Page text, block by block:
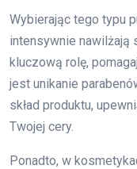
Wybierając tego typu
intensywnie nawilżają
kluczową rolę,
jest unikanie
skład produktu,
Twojej cery.
Ponadto, w